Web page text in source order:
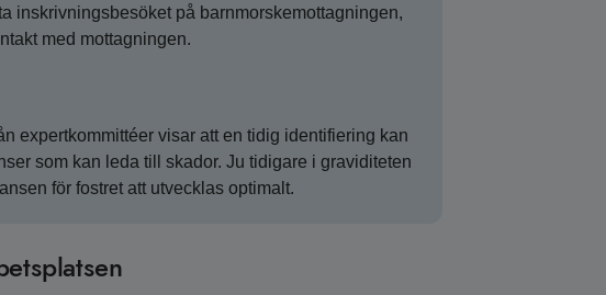
inskrivningsbesöket på barnmorskemottagningen,
med mottagningen.
expertkommittéer visar att en tidig identifiering kan
som kan leda till skador. Ju tidigare i graviditeten
för fostret att utvecklas optimalt.